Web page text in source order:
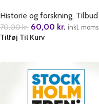
Historie og forskning, Tilbud
70,00kr. 60,00 kr. inkl. moms
Tilføj Til Kurv